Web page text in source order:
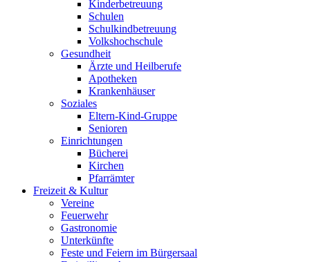
Kinderbetreuung
Schulen
Schulkindbetreuung
Volkshochschule
Gesundheit
Ärzte und Heilberufe
Apotheken
Krankenhäuser
Soziales
Eltern-Kind-Gruppe
Senioren
Einrichtungen
Bücherei
Kirchen
Pfarrämter
Freizeit & Kultur
Vereine
Feuerwehr
Gastronomie
Unterkünfte
Feste und Feiern im Bürgersaal